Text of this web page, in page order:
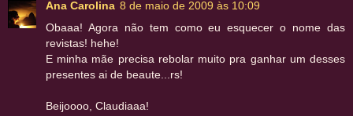
Ana Carolina 8 de maio de 2009 às 10:09
Obaaa! Agora não tem como eu esquecer o nome das
revistas! hehe!
E minha mãe precisa rebolar muito pra ganhar um desses
presentes ai de beaute...rs!
Beijoooo, Claudiaaa!